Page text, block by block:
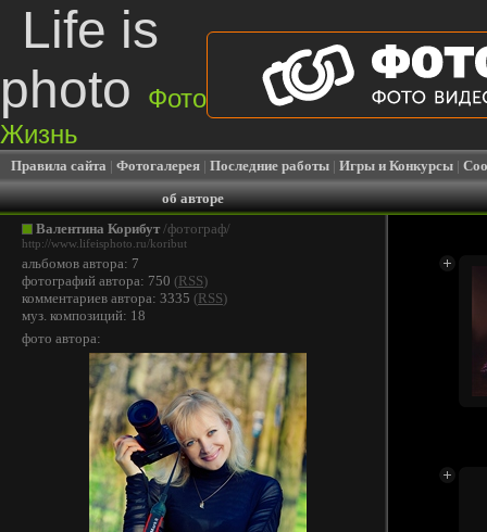
Life is
photo
Фото
Жизнь
Правила сайта | Фотогалерея | Последние работы | Игры и Конкурсы |
об авторе
Валентина Корибут /фотограф/
http://www.lifeisphoto.ru/koribut
альбомов автора: 7
фотографий автора: 750 (RSS)
комментариев автора: 3335 (RSS)
муз. композиций: 18
фото автора: